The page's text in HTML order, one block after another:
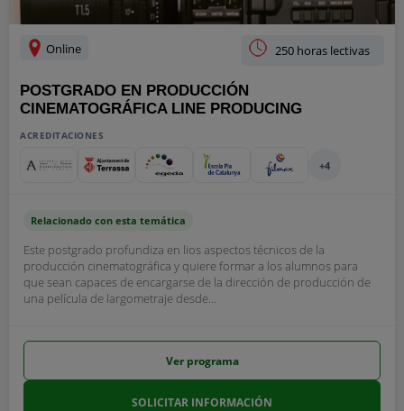
Online 250 horas lectivas
POSTGRADO EN PRODUCCIÓN
CINEMATOGRÁFICA LINE PRODUCING
ACREDITACIONES
+4
Relacionado con esta temática
Este postgrado profundiza en lios aspectos técnicos de la
producción cinematográfica y quiere formar a los alumnos para
que sean capaces de encargarse de la dirección de producción de
una película de largometraje desde...
Ver programa
SOLICITAR INFORMACIÓN